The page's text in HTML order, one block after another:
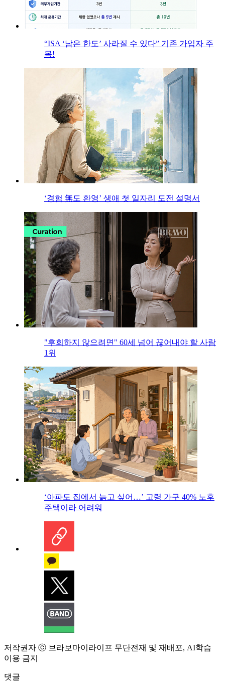
“ISA ‘남은 한도’ 사라질 수 있다” 기존 가입자 주
목!
‘경험 無도 환영’ 생애 첫 일자리 도전 설명서
"후회하지 않으려면" 60세 넘어 끊어내야 할 사람
1위
‘아파도 집에서 늙고 싶어…’ 고령 가구 40% 노후
주택이라 어려워
저작권자 ⓒ 브라보마이라이프 무단전재 및 재배포, AI학습
이용 금지
댓글